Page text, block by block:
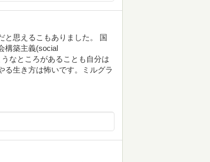
と思えるこもありました。 国
構築主義(social
なところがあることも自分は
る生き方は怖いです。ミルグラ